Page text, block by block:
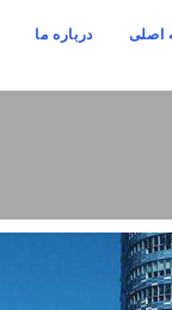
اصلی درباره ما